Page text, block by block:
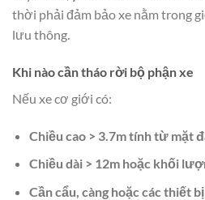
thời phải đảm bảo xe nằm trong
lưu thông.
Khi nào cần tháo rời bộ phận xe
Nếu xe cơ giới có:
Chiều cao > 3.7m tính từ mặt
Chiều dài > 12m hoặc khối
Cần cẩu, càng hoặc các thiết